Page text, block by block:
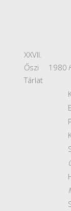
XXVII.
Őszi
Tárlat
1980